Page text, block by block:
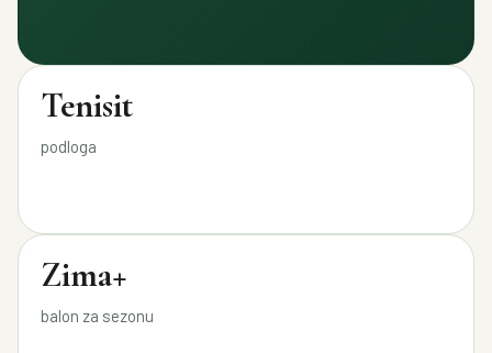
Tenisit
podloga
Zima+
balon za sezonu